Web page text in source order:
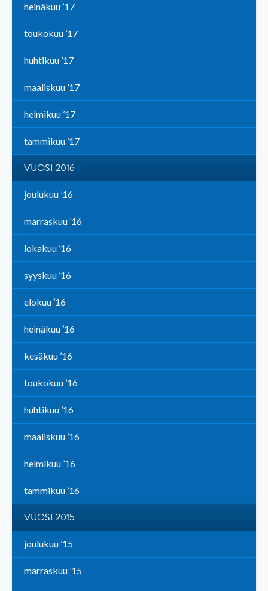
heinäkuu ’17
toukokuu ’17
huhtikuu ’17
maaliskuu ’17
helmikuu ’17
tammikuu ’17
VUOSI 2016
joulukuu ’16
marraskuu ’16
lokakuu ’16
syyskuu ’16
elokuu ’16
heinäkuu ’16
kesäkuu ’16
toukokuu ’16
huhtikuu ’16
maaliskuu ’16
helmikuu ’16
tammikuu ’16
VUOSI 2015
joulukuu ’15
marraskuu ’15